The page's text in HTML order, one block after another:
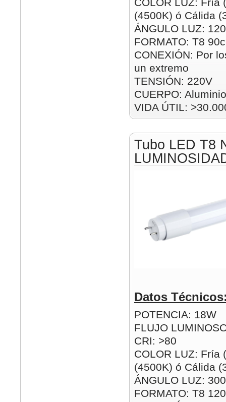
(4500K) ó Cálida
ÁNGULO LUZ:
FORMATO: T8
CONEXIÓN: Por
un extremo
TENSIÓN: 220V
CUERPO: Aluminio
VIDA ÚTIL:
Tubo LED T8
Datos
POTENCIA: 18W
FLUJO
CRI: >80
COLOR LUZ: Fría
(4500K) ó Cálida
ÁNGULO LUZ:
FORMATO: T8